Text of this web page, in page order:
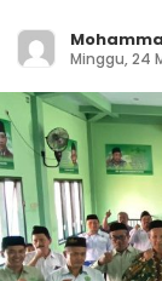
Minggu, 24